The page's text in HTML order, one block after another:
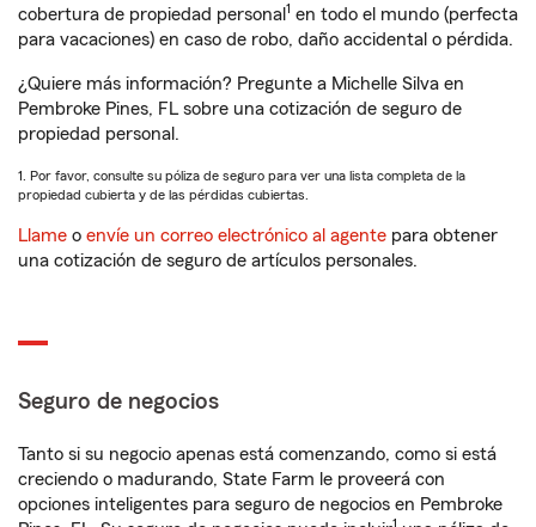
cobertura de propiedad personal 1 en todo el mundo (perfecta
para vacaciones) en caso de robo, daño accidental o pérdida.
¿Quiere más información? Pregunte a Michelle Silva en
Pembroke Pines, FL sobre una cotización de seguro de
propiedad personal.
1. Por favor, consulte su póliza de seguro para ver una lista completa de la
propiedad cubierta y de las pérdidas cubiertas.
Llame o envíe un correo electrónico al agente para obtener
una cotización de seguro de artículos personales.
Seguro de negocios
Tanto si su negocio apenas está comenzando, como si está
creciendo o madurando, State Farm le proveerá con
opciones inteligentes para seguro de negocios en Pembroke
1